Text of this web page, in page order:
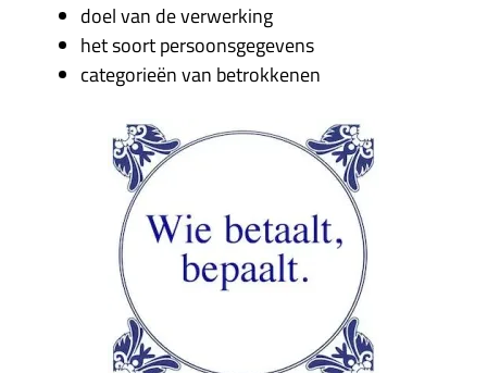
doel van de verwerking
het soort persoonsgegevens
categorieën van betrokkenen